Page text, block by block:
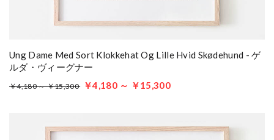
Ung Dame Med Sort Klokkehat Og Lille Hvid Skødehund - ゲ
ルダ・ヴィーグナー
￥4,180 ～ ￥15,300 ￥4,180 ～ ￥15,300